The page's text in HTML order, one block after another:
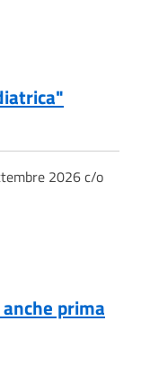
2026 c/o
prima